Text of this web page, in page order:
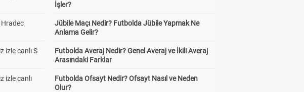
izle canlı S
izle canlı
İşler?
Jübile Maçı Nedir? Futbolda Jübile Yapmak Ne
Anlama Gelir?
Futbolda Averaj Nedir? Genel Averaj ve İkili Averaj
Arasındaki Farklar
Futbolda Ofsayt Nedir? Ofsayt Nasıl ve Neden
Olur?